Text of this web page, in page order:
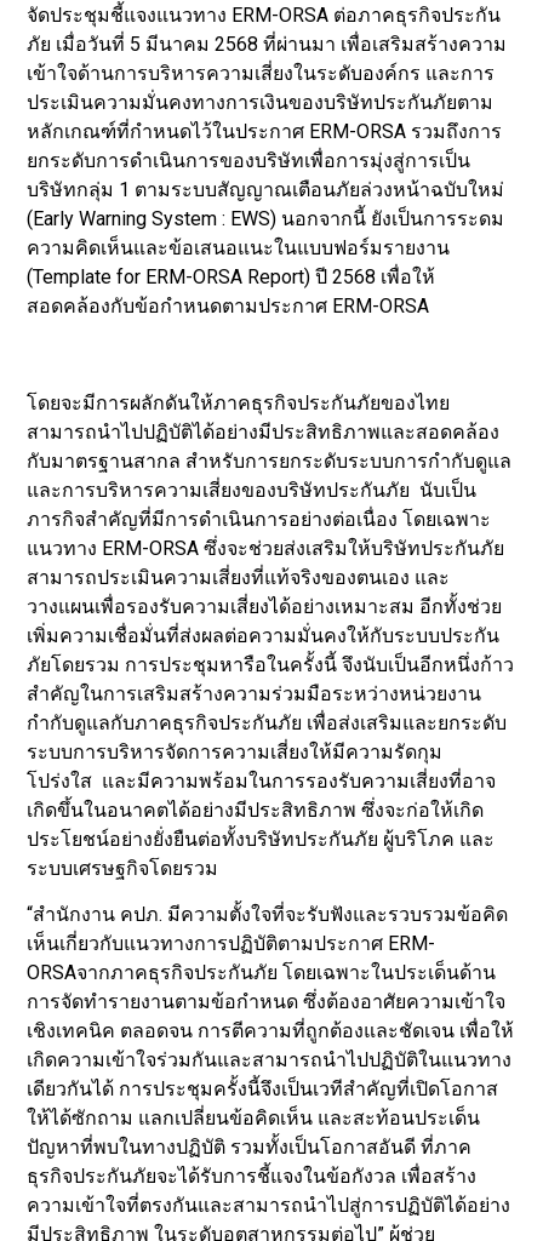
จัดประชุมชี้แจงแนวทาง ERM-ORSA ต่อภาคธุรกิจประกัน
ภัย เมื่อวันที่ 5 มีนาคม 2568 ที่ผ่านมา เพื่อเสริมสร้างความ
เข้าใจด้านการบริหารความเสี่ยงในระดับองค์กร และการ
ประเมินความมั่นคงทางการเงินของบริษัทประกันภัยตาม
หลักเกณฑ์ที่กำหนดไว้ในประกาศ ERM-ORSA รวมถึงการ
ยกระดับการดำเนินการของบริษัทเพื่อการมุ่งสู่การเป็น
บริษัทกลุ่ม 1 ตามระบบสัญญาณเตือนภัยล่วงหน้าฉบับใหม่
(Early Warning System : EWS) นอกจากนี้ ยังเป็นการระดม
ความคิดเห็นและข้อเสนอแนะในแบบฟอร์มรายงาน
(Template for ERM-ORSA Report) ปี 2568 เพื่อให้
สอดคล้องกับข้อกำหนดตามประกาศ ERM-ORSA
โดยจะมีการผลักดันให้ภาคธุรกิจประกันภัยของไทย
สามารถนำไปปฏิบัติได้อย่างมีประสิทธิภาพและสอดคล้อง
กับมาตรฐานสากล สำหรับการยกระดับระบบการกำกับดูแล
และการบริหารความเสี่ยงของบริษัทประกันภัย นับเป็น
ภารกิจสำคัญที่มีการดำเนินการอย่างต่อเนื่อง โดยเฉพาะ
แนวทาง ERM-ORSA ซึ่งจะช่วยส่งเสริมให้บริษัทประกันภัย
สามารถประเมินความเสี่ยงที่แท้จริงของตนเอง และ
วางแผนเพื่อรองรับความเสี่ยงได้อย่างเหมาะสม อีกทั้งช่วย
เพิ่มความเชื่อมั่นที่ส่งผลต่อความมั่นคงให้กับระบบประกัน
ภัยโดยรวม การประชุมหารือในครั้งนี้ จึงนับเป็นอีกหนึ่งก้าว
สำคัญในการเสริมสร้างความร่วมมือระหว่างหน่วยงาน
กำกับดูแลกับภาคธุรกิจประกันภัย เพื่อส่งเสริมและยกระดับ
ระบบการบริหารจัดการความเสี่ยงให้มีความรัดกุม
โปร่งใส และมีความพร้อมในการรองรับความเสี่ยงที่อาจ
เกิดขึ้นในอนาคตได้อย่างมีประสิทธิภาพ ซึ่งจะก่อให้เกิด
ประโยชน์อย่างยั่งยืนต่อทั้งบริษัทประกันภัย ผู้บริโภค และ
ระบบเศรษฐกิจโดยรวม
“สำนักงาน คปภ. มีความตั้งใจที่จะรับฟังและรวบรวมข้อคิด
เห็นเกี่ยวกับแนวทางการปฏิบัติตามประกาศ ERM-
ORSAจากภาคธุรกิจประกันภัย โดยเฉพาะในประเด็นด้าน
การจัดทำรายงานตามข้อกำหนด ซึ่งต้องอาศัยความเข้าใจ
เชิงเทคนิค ตลอดจน การตีความที่ถูกต้องและชัดเจน เพื่อให้
เกิดความเข้าใจร่วมกันและสามารถนำไปปฏิบัติในแนวทาง
เดียวกันได้ การประชุมครั้งนี้จึงเป็นเวทีสำคัญที่เปิดโอกาส
ให้ได้ซักถาม แลกเปลี่ยนข้อคิดเห็น และสะท้อนประเด็น
ปัญหาที่พบในทางปฏิบัติ รวมทั้งเป็นโอกาสอันดี ที่ภาค
ธุรกิจประกันภัยจะได้รับการชี้แจงในข้อกังวล เพื่อสร้าง
ความเข้าใจที่ตรงกันและสามารถนำไปสู่การปฏิบัติได้อย่าง
มีประสิทธิภาพ ในระดับอุตสาหกรรมต่อไป” ผู้ช่วย